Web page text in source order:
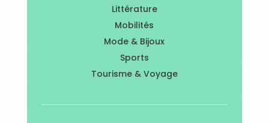
Littérature
Mobilités
Mode & Bijoux
Sports
Tourisme & Voyage